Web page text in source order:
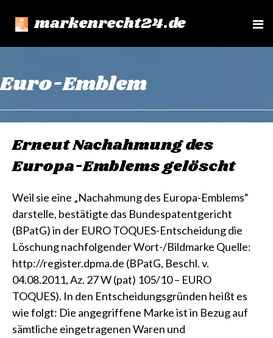
markenrecht24.de
e
Euro-Emblem
Erneut Nachahmung des
Europa-Emblems gelöscht
Weil sie eine „Nachahmung des Europa-Emblems“
darstelle, bestätigte das Bundespatentgericht
(BPatG) in der EURO TOQUES-Entscheidung die
Löschung nachfolgender Wort-/Bildmarke Quelle:
http://register.dpma.de (BPatG, Beschl. v.
04.08.2011, Az. 27 W (pat) 105/10 – EURO
TOQUES). In den Entscheidungsgründen heißt es
wie folgt: Die angegriffene Marke ist in Bezug auf
sämtliche eingetragenen Waren und